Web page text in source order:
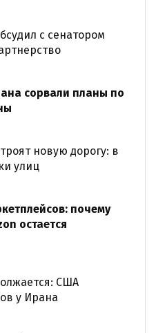
с сенатором
сорвали планы по
новую дорогу: в
улиц
почему
остается
США
у Ирана